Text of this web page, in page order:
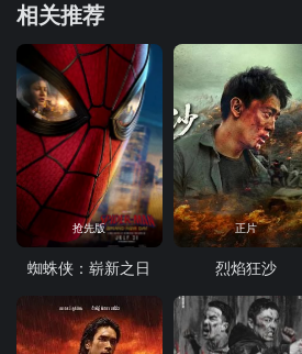
相关推荐
抢先版
蜘蛛侠：崭新之日
正片
烈焰狂沙